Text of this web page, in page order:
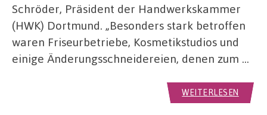
Schröder, Präsident der Handwerkskammer
(HWK) Dortmund. „Besonders stark betroffen
waren Friseurbetriebe, Kosmetikstudios und
einige Änderungsschneidereien, denen zum …
WEITERLESEN